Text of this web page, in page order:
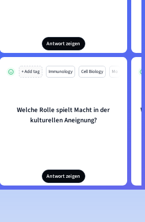
Antwort zeigen
+ Add tag Immunology Cell Biology Mo
Welche Rolle spielt Macht in der
kulturellen Aneignung?
Antwort zeigen